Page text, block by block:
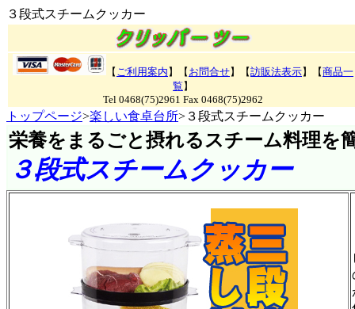
３段式スチームクッカー
【 ご利用案内 】【 お問合せ】【訪販法表示】【商品一
覧 】
Tel 0468(75)2961 Fax 0468(75)2962
トップページ>楽しい食卓台所>３段式スチームクッカー
栄養をまるごと摂れるスチーム料理を
３段式スチームクッカー